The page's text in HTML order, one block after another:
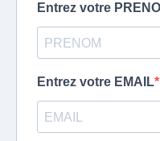
Entrez votre
Entrez votre EMAIL